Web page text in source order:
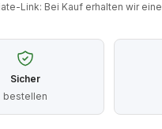
Link: Bei Kauf erhalten wir
Sicher
bestellen